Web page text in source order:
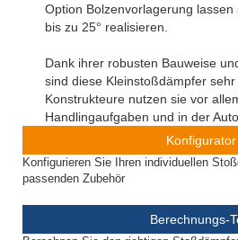
Option Bolzenvorlagerung lassen
bis zu 25° realisieren.
Dank ihrer robusten Bauweise
sind diese Kleinstoßdämpfer
Konstrukteure nutzen sie vor
Handlingaufgaben und in der
Konfigurator
Konfigurieren Sie Ihren individuellen
passenden Zubehör
Berechnungs-